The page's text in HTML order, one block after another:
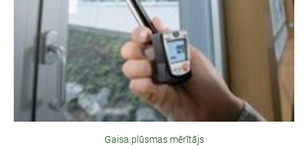
Gaisa plūsmas mērītājs